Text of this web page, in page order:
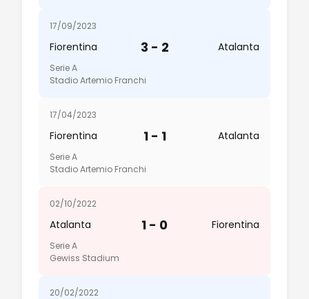
17/09/2023
Fiorentina 3 - 2 Atalanta
Serie A
Stadio Artemio Franchi
17/04/2023
Fiorentina 1 - 1 Atalanta
Serie A
Stadio Artemio Franchi
02/10/2022
Atalanta 1 - 0 Fiorentina
Serie A
Gewiss Stadium
20/02/2022